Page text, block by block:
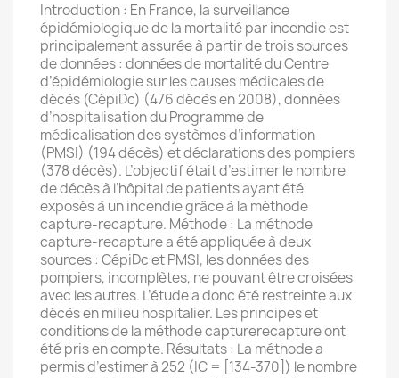
Introduction : En France, la surveillance
épidémiologique de la mortalité par incendie est
principalement assurée à partir de trois sources
de données : données de mortalité du Centre
d’épidémiologie sur les causes médicales de
décès (CépiDc) (476 décès en 2008), données
d’hospitalisation du Programme de
médicalisation des systèmes d’information
(PMSI) (194 décès) et déclarations des pompiers
(378 décès). L’objectif était d’estimer le nombre
de décès à l’hôpital de patients ayant été
exposés à un incendie grâce à la méthode
capture-recapture. Méthode : La méthode
capture-recapture a été appliquée à deux
sources : CépiDc et PMSI, les données des
pompiers, incomplètes, ne pouvant être croisées
avec les autres. L’étude a donc été restreinte aux
décès en milieu hospitalier. Les principes et
conditions de la méthode capturerecapture ont
été pris en compte. Résultats : La méthode a
permis d’estimer à 252 (IC = [134-370]) le nombre